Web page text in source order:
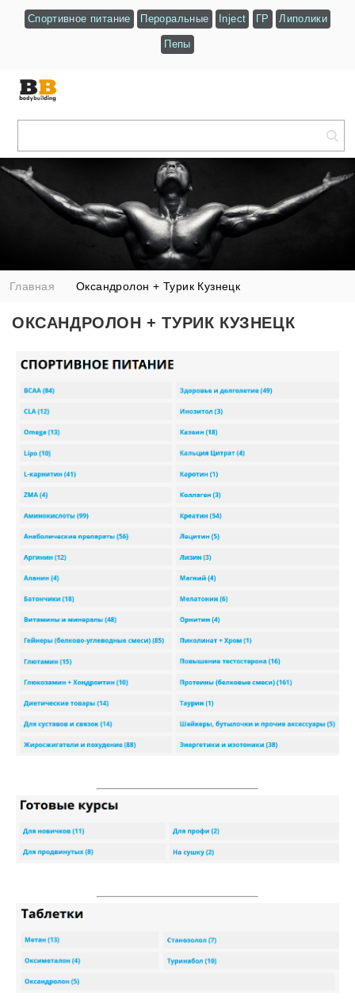
Спортивное питание Пероральные Inject ГР Липолики
Пепы
Главная Оксандролон + Турик Кузнецк
ОКСАНДРОЛОН + ТУРИК КУЗНЕЦК